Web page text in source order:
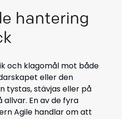
hantering
och klagomål mot både
eller den
tystas, stävjas eller på
En av de fyra
Agile handlar om att